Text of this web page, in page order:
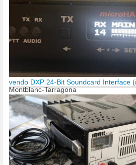
vendo DXP 24-Bit Soundcard Interface
Montblanc-Tarragona